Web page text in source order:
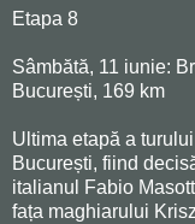
Etapa 8
Sâmbătă, 11 iunie:
București, 169 km
Ultima etapă a
București, fiind
italianul Fabio
fața maghiarului